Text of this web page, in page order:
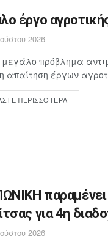
έργο
2026
πρόβλημα
απαίτηση έργων
ΠΕΡΙΣΣΌΤΕΡΑ
για 4η
2026